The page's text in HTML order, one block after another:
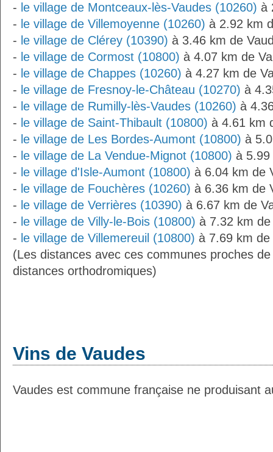
- le village de Montceaux-lès-Vaudes (10260) à
- le village de Villemoyenne (10260) à 2.92 km
- le village de Clérey (10390) à 3.46 km de
- le village de Cormost (10800) à 4.07 km de
- le village de Chappes (10260) à 4.27 km de
- le village de Fresnoy-le-Château (10270) à
- le village de Rumilly-lès-Vaudes (10260) à
- le village de Saint-Thibault (10800) à 4.61 km
- le village de Les Bordes-Aumont (10800) à
- le village de La Vendue-Mignot (10800) à 5.99
- le village d'Isle-Aumont (10800) à 6.04 km de
- le village de Fouchères (10260) à 6.36 km de
- le village de Verrières (10390) à 6.67 km de
- le village de Villy-le-Bois (10800) à 7.32 km de
- le village de Villemereuil (10800) à 7.69 km de
(Les distances avec ces communes proches
distances orthodromiques)
Vins de Vaudes
Vaudes est commune française ne produisant